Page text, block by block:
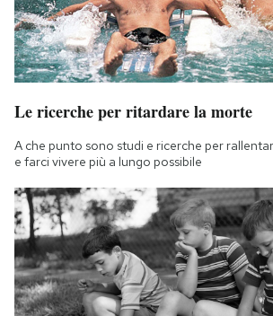
Le ricerche per ritardare la morte
A che punto sono studi e ricerche per
e farci vivere più a lungo possibile